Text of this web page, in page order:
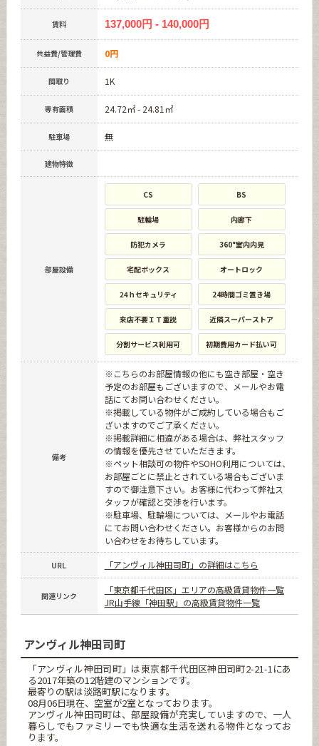
賃料 137,000円 - 140,000円
共益費/管理費 0円
間取り 1K
専有面積 24.72㎡ - 24.81㎡
駐車場 無
建物特徴
部屋設備
CS BS
駐輪場 内廊下
防犯カメラ 360°室内内見
宅配ボックス オートロック
24ｈセキュリティ 24時間ゴミ置き場
来店不要ＩＴ重説 近隣スーパーストア
分割サービス利用可 初期費用カード払い可
備考
※こちらのお部屋情報の他にも空き部屋・空き
予定のお部屋もございますので、メールやお電
話にてお問い合わせください。
※掲載している物件がご成約している場合もご
ざいますのでご了承ください。
※掲載詳細に相違がある場合は、弊社スタッフ
の情報を優先させていただきます。
※ペット相談可の物件やSOHO利用については、
お部屋ごとに禁止とされている場合もございま
すので御注意下さい。お客様に代わって弊社ス
タッフが確認と交渉を行います。
※駐車場、駐輪場については、メールやお電話
にてお問い合わせください。お客様からのお問
い合わせをお待ちしています。
URL 「アンヴィル神田司町」の詳細はこちら
関連リンク
「東京都千代田区」エリアの高級賃貸物件一覧
JR山手線「神田駅」の高級賃貸物件一覧
アンヴィル神田司町
「アンヴィル神田司町」は東京都千代田区神田司町2-21-1にあ
る2017年築の12階建のマンションです。
最寄りの駅は淡路町駅になります。
08月06日現在、空室が2室となっております。
アンヴィル神田司町は、部屋設備が充実していますので、一人
暮らしでもファミリーでも快適な生活を送れる物件となってお
ります。